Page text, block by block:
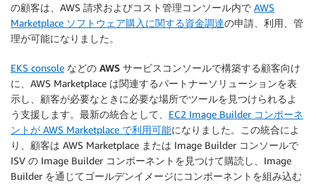
の顧客は、AWS 請求およびコスト管理コンソール内で AWS
Marketplace ソフトウェア購入に関する資金調達の申請、利用、管
理が可能になりました。
EKS console などの AWS サービスコンソールで構築する顧客向け
に、AWS Marketplace は関連するパートナーソリューションを表
示し、顧客が必要なときに必要な場所でツールを見つけられるよ
う支援します。最新の統合として、 EC2 Image Builder コンポーネ
ントが AWS Marketplace で利用可能になりました。この統合によ
り、顧客は AWS Marketplace または Image Builder コンソールで
ISV の Image Builder コンポーネントを見つけて購読し、Image
Builder を通じてゴールデンイメージにコンポーネントを組み込む